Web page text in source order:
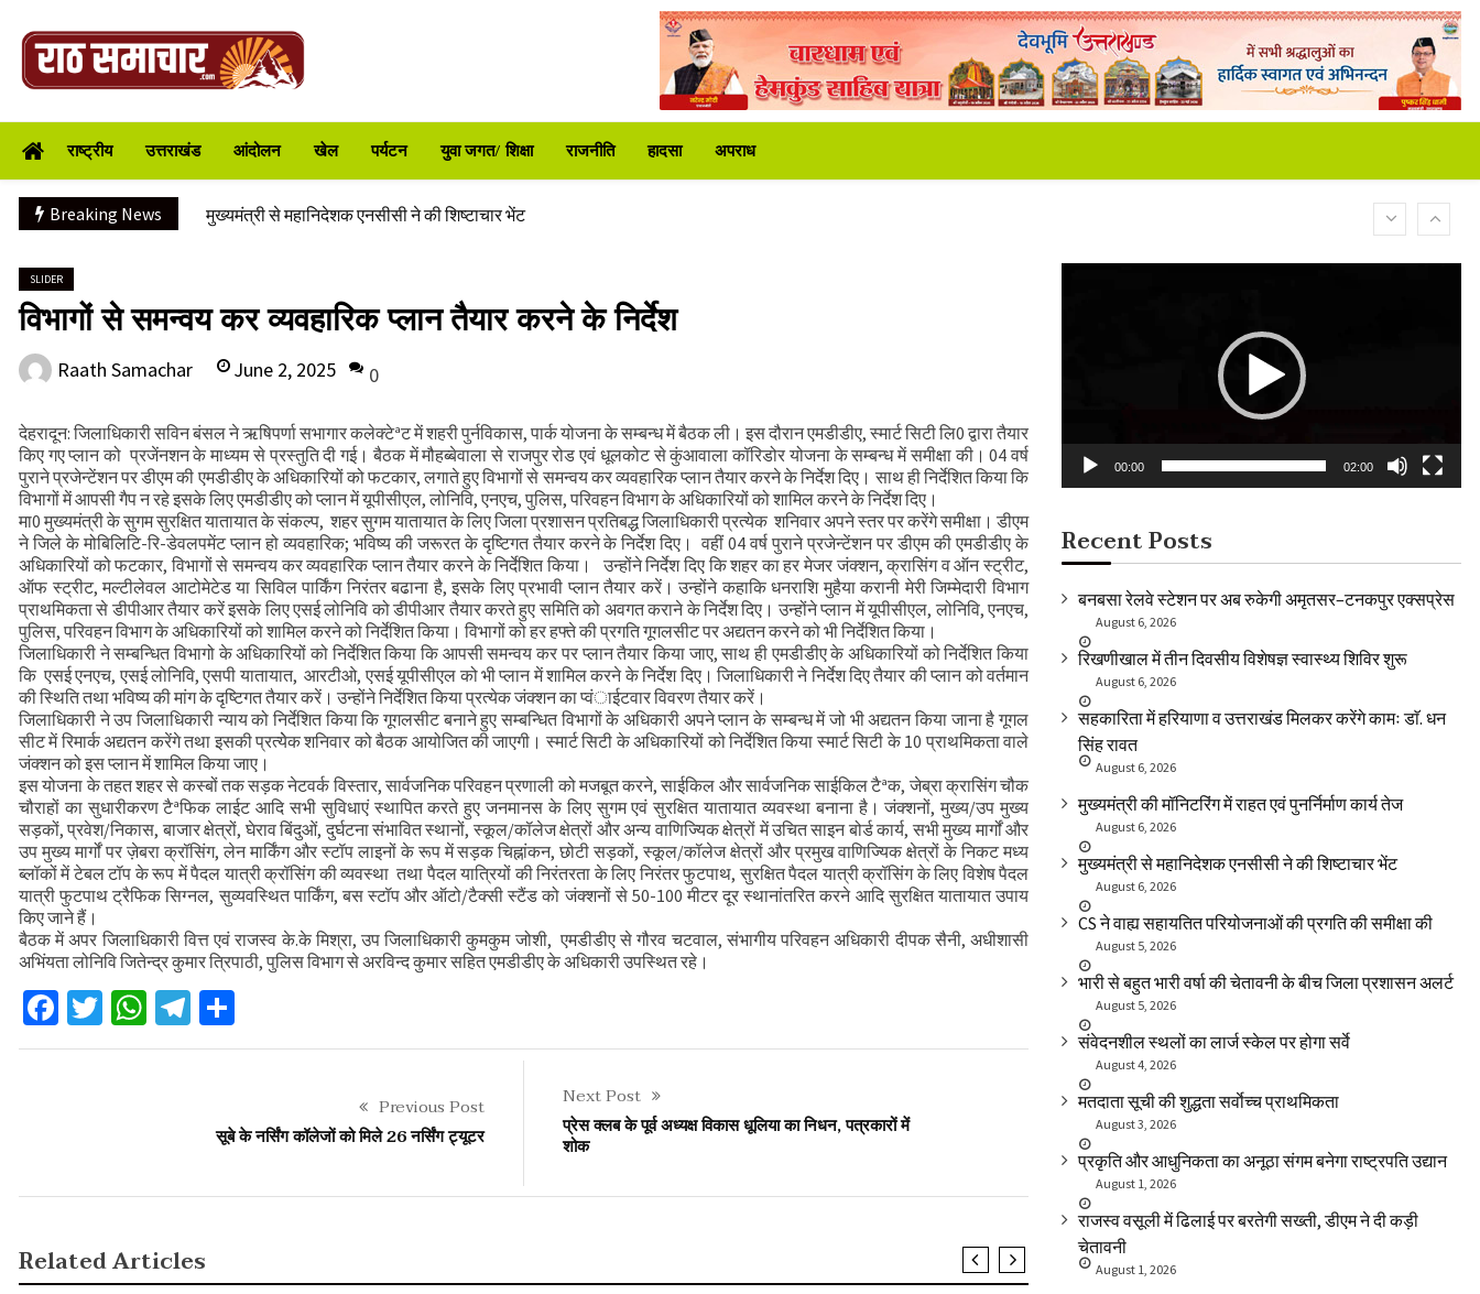
content
राष्ट्रीय उत्तराखंड आंदोलन खेल पर्यटन युवा जगत/ शिक्षा राजनीति हादसा अपराध
Breaking News
प्रकृति और आधुनिकता का अनूठा संगम बनेगा राष्ट्रपति उद्यान
विकास योजनाओं एवं निर्माण कार्यों के लिए ₹ 227 करोड़ की वित्तीय स्वीकृति
रिखणीखाल में तीन दिवसीय विशेषज्ञ स्वास्थ्य शिविर शुरू
मुख्यमंत्री से महानिदेशक एनसीसी ने की शिष्टाचार भेंट
संवेदनशील स्थलों का लार्ज स्केल पर होगा सर्वे
प्रकृति और आधुनिकता का अनूठा संगम बनेगा राष्ट्रपति उद्यान
विकास योजनाओं एवं निर्माण कार्यों के लिए ₹ 227 करोड़ की वित्तीय स्वीकृति
रिखणीखाल में तीन दिवसीय विशेषज्ञ स्वास्थ्य शिविर शुरू
मुख्यमंत्री से महानिदेशक एनसीसी ने की शिष्टाचार भेंट
CS ने वाह्य सहायतित परियोजनाओं की प्रगति की समीक्षा की
SLIDER
विभागों से समन्वय कर व्यवहारिक प्लान तैयार करने के निर्देश
Raath Samachar June 2, 2025 0
देहरादून: जिलाधिकारी सविन बंसल ने ऋषिपर्णा सभागार कलेक्टेªट में शहरी पुर्नविकास, पार्क योजना के सम्बन्ध में बैठक ली। इस दौरान एमडीडीए, स्मार्ट सिटी लि0 द्वारा तैयार
किए गए प्लान को प्रजेंनशन के माध्यम से प्रस्तुति दी गई। बैठक में मौहब्बेवाला से राजपुर रोड एवं धूलकोट से कुंआवाला कॉरिडोर योजना के सम्बन्ध में समीक्षा की। 04 वर्ष
पुराने प्रजेन्टेंशन पर डीएम की एमडीडीए के अधिकारियों को फटकार, लगाते हुए विभागों से समन्वय कर व्यवहारिक प्लान तैयार करने के निर्देश दिए। साथ ही निर्देशित किया कि
विभागों में आपसी गैप न रहे इसके लिए एमडीडीए को प्लान में यूपीसीएल, लोनिवि, एनएच, पुलिस, परिवहन विभाग के अधिकारियों को शामिल करने के निर्देश दिए।
मा0 मुख्यमंत्री के सुगम सुरक्षित यातायात के संकल्प, शहर सुगम यातायात के लिए जिला प्रशासन प्रतिबद्ध जिलाधिकारी प्रत्येक शनिवार अपने स्तर पर करेंगे समीक्षा। डीएम
ने जिले के मोबिलिटि-रि-डेवलपमेंट प्लान हो व्यवहारिक; भविष्य की जरूरत के दृष्टिगत तैयार करने के निर्देश दिए। वहीं 04 वर्ष पुराने प्रजेन्टेंशन पर डीएम की एमडीडीए के
अधिकारियों को फटकार, विभागों से समन्वय कर व्यवहारिक प्लान तैयार करने के निर्देशित किया। उन्होंने निर्देश दिए कि शहर का हर मेजर जंक्शन, क्रासिंग व ऑन स्ट्रीट,
ऑफ स्ट्रीट, मल्टीलेवल आटोमेटेड या सिविल पार्किंग निरंतर बढाना है, इसके लिए प्रभावी प्लान तैयार करें। उन्होंने कहाकि धनराशि मुहैया करानी मेरी जिम्मेदारी विभाग
प्राथमिकता से डीपीआर तैयार करें इसके लिए एसई लोनिवि को डीपीआर तैयार करते हुए समिति को अवगत कराने के निर्देश दिए। उन्होंने प्लान में यूपीसीएल, लोनिवि, एनएच,
पुलिस, परिवहन विभाग के अधिकारियों को शामिल करने को निर्देशित किया। विभागों को हर हफ्ते की प्रगति गूगलसीट पर अद्यतन करने को भी निर्देशित किया।
जिलाधिकारी ने सम्बन्धित विभागो के अधिकारियों को निर्देशित किया कि आपसी समन्वय कर पर प्लान तैयार किया जाए, साथ ही एमडीडीए के अधिकारियों को निर्देशित किया
कि एसई एनएच, एसई लोनिवि, एसपी यातायात, आरटीओ, एसई यूपीसीएल को भी प्लान में शामिल करने के निर्देश दिए। जिलाधिकारी ने निर्देश दिए तैयार की प्लान को वर्तमान
की स्थिति तथा भविष्य की मांग के दृष्टिगत तैयार करें। उन्होंने निर्देशित किया प्रत्येक जंक्शन का प्वंाईटवार विवरण तैयार करें।
जिलाधिकारी ने उप जिलाधिकारी न्याय को निर्देशित किया कि गूगलसीट बनाने हुए सम्बन्धित विभागों के अधिकारी अपने प्लान के सम्बन्ध में जो भी अद्यतन किया जाना है गूगल
सीट में रिमार्क अद्यतन करेंगे तथा इसकी प्रत्येेक शनिवार को बैठक आयोजित की जाएगी। स्मार्ट सिटी के अधिकारियों को निर्देशित किया स्मार्ट सिटी के 10 प्राथमिकता वाले
जंक्शन को इस प्लान में शामिल किया जाए।
इस योजना के तहत शहर से कस्बों तक सड़क नेटवर्क विस्तार, सार्वजनिक परिवहन प्रणाली को मजबूत करने, साईकिल और सार्वजनिक साईकिल टैªक, जेब्रा क्रासिंग चौक
चौराहों का सुधारीकरण टैªफिक लाईट आदि सभी सुविधाएं स्थापित करते हुए जनमानस के लिए सुगम एवं सुरक्षित यातायात व्यवस्था बनाना है। जंक्शनों, मुख्य/उप मुख्य
सड़कों, प्रवेश/निकास, बाजार क्षेत्रों, घेराव बिंदुओं, दुर्घटना संभावित स्थानों, स्कूल/कॉलेज क्षेत्रों और अन्य वाणिज्यिक क्षेत्रों में उचित साइन बोर्ड कार्य, सभी मुख्य मार्गों और
उप मुख्य मार्गों पर ज़ेबरा क्रॉसिंग, लेन मार्किंग और स्टॉप लाइनों के रूप में सड़क चिह्नांकन, छोटी सड़कों, स्कूल/कॉलेज क्षेत्रों और प्रमुख वाणिज्यिक क्षेत्रों के निकट मध्य
ब्लॉकों में टेबल टॉप के रूप में पैदल यात्री क्रॉसिंग की व्यवस्था तथा पैदल यात्रियों की निरंतरता के लिए निरंतर फुटपाथ, सुरक्षित पैदल यात्री क्रॉसिंग के लिए विशेष पैदल
यात्री फुटपाथ ट्रैफिक सिग्नल, सुव्यवस्थित पार्किंग, बस स्टॉप और ऑटो/टैक्सी स्टैंड को जंक्शनों से 50-100 मीटर दूर स्थानांतरित करने आदि सुरक्षित यातायात उपाय
किए जाने हैं।
बैठक में अपर जिलाधिकारी वित्त एवं राजस्व के.के मिश्रा, उप जिलाधिकारी कुमकुम जोशी, एमडीडीए से गौरव चटवाल, संभागीय परिवहन अधिकारी दीपक सैनी, अधीशासी
अभिंयता लोनिवि जितेन्द्र कुमार त्रिपाठी, पुलिस विभाग से अरविन्द कुमार सहित एमडीडीए के अधिकारी उपस्थित रहे।
Facebook
Twitter
WhatsApp
Telegram
Previous Post
सूबे के नर्सिंग कॉलेजों को मिले 26 नर्सिंग ट्यूटर
Next Post
प्रेस क्लब के पूर्व अध्यक्ष विकास धूलिया का निधन, पत्रकारों में
शोक
Related Articles
00:00 02:00
Recent Posts
बनबसा रेलवे स्टेशन पर अब रुकेगी अमृतसर–टनकपुर एक्सप्रेस
August 6, 2026
रिखणीखाल में तीन दिवसीय विशेषज्ञ स्वास्थ्य शिविर शुरू
August 6, 2026
सहकारिता में हरियाणा व उत्तराखंड मिलकर करेंगे कामः डाॅ. धन
सिंह रावत
August 6, 2026
मुख्यमंत्री की मॉनिटरिंग में राहत एवं पुनर्निर्माण कार्य तेज
August 6, 2026
मुख्यमंत्री से महानिदेशक एनसीसी ने की शिष्टाचार भेंट
August 6, 2026
CS ने वाह्य सहायतित परियोजनाओं की प्रगति की समीक्षा की
August 5, 2026
भारी से बहुत भारी वर्षा की चेतावनी के बीच जिला प्रशासन अलर्ट
August 5, 2026
संवेदनशील स्थलों का लार्ज स्केल पर होगा सर्वे
August 4, 2026
मतदाता सूची की शुद्धता सर्वाेच्च प्राथमिकता
August 3, 2026
प्रकृति और आधुनिकता का अनूठा संगम बनेगा राष्ट्रपति उद्यान
August 1, 2026
राजस्व वसूली में ढिलाई पर बरतेगी सख्ती, डीएम ने दी कड़ी
चेतावनी
August 1, 2026